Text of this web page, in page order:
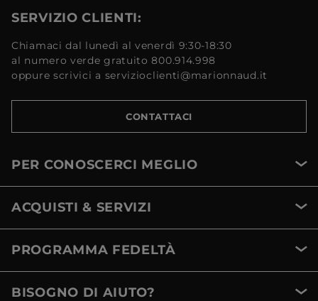
SERVIZIO CLIENTI:
Chiamaci dal lunedì al venerdì 9:30-18:30
al numero verde gratuito 800.914.998
oppure scrivici a servizioclienti@marionnaud.it
CONTATTACI
PER CONOSCERCI MEGLIO
ACQUISTI & SERVIZI
PROGRAMMA FEDELTÀ
BISOGNO DI AIUTO?